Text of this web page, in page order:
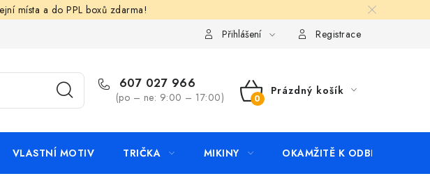
místa a do PPL boxů zdarma!
osobních údajů KontaktyPřihlášení Registrace
607 027 966
(po – ne: 9:00 – 17:00)
NÁKUPNÍ
Prázdný košík
VLASTNÍ MOTIV TRIČKA MIKINY OKAMŽITĚ K ODBĚRU